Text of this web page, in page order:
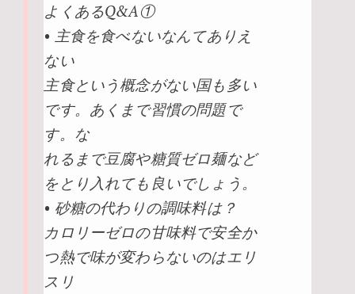
よくあるQ&A①
• 主食を食べないなんてありえ
ない
主食という概念がない国も多い
です。あくまで習慣の問題で
す。な
れるまで豆腐や糖質ゼロ麺など
をとり入れても良いでしょう。
• 砂糖の代わりの調味料は？
カロリーゼロの甘味料で安全か
つ熱で味が変わらないのはエリ
スリ